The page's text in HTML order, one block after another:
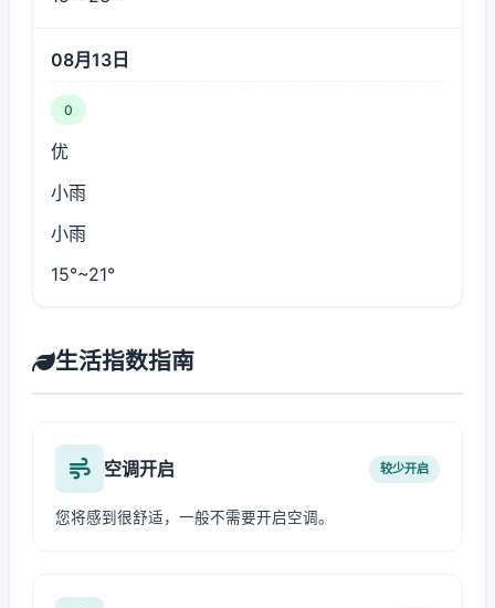
08月13日
0
优
小雨
小雨
15°~21°
生活指数指南
空调开启 较少开启
您将感到很舒适，一般不需要开启空调。